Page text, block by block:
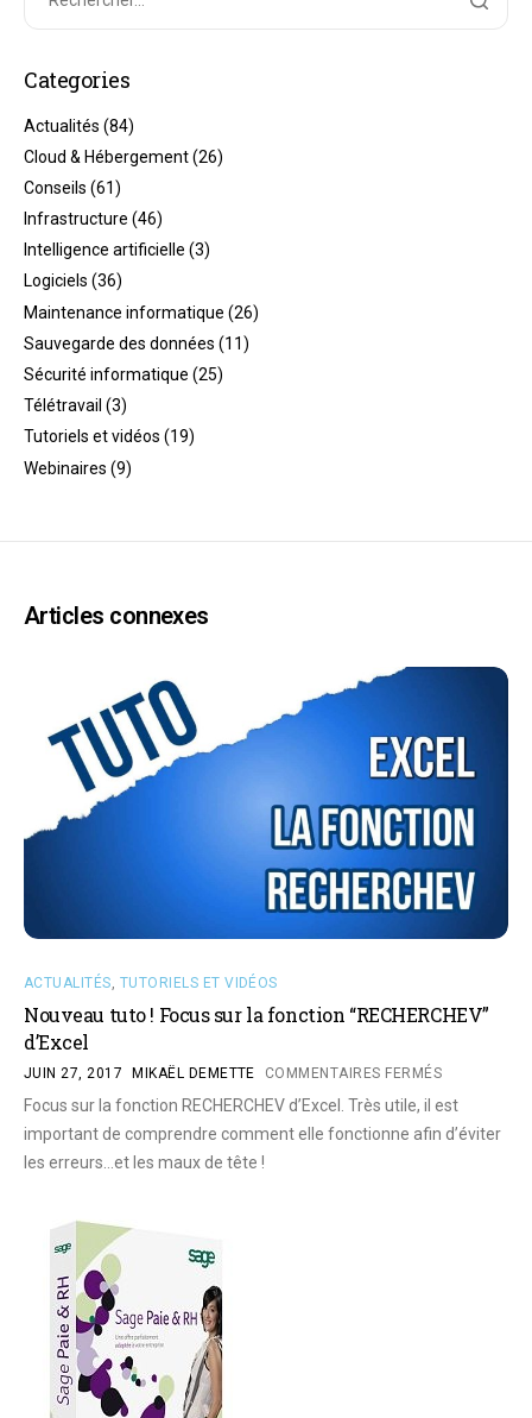
Categories
Actualités (84)
Cloud & Hébergement(26)
Conseils (61)
Infrastructure (46)
Intelligence artificielle (3)
Logiciels (36)
Maintenance informatique (26)
Sauvegarde des données (11)
Sécurité informatique (25)
Télétravail (3)
Tutoriels et vidéos (19)
Webinaires (9)
Articles connexes
ACTUALITÉS, TUTORIELS ET VIDÉOS
Nouveau tuto ! Focus sur la fonction “RECHERCHEV”
d’Excel
JUIN 27, 2017 MIKAËL DEMETTE COMMENTAIRES FERMÉS
Focus sur la fonction RECHERCHEV d’Excel. Très utile, il est
important de comprendre comment elle fonctionne afin d’éviter
les erreurs…et les maux de tête !